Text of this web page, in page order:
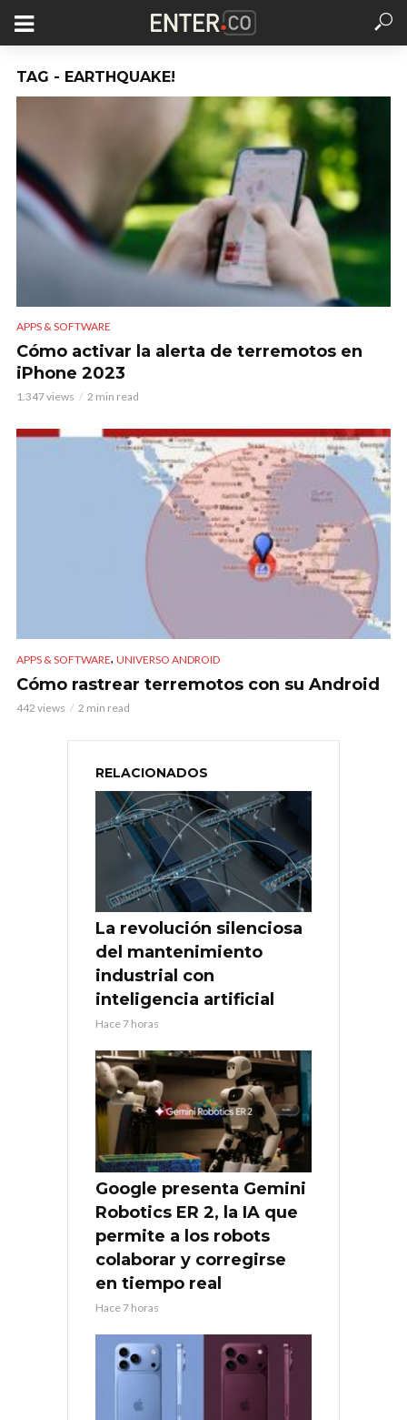
TAG - EARTHQUAKE!
APPS & SOFTWARE
Cómo activar la alerta de terremotos en
iPhone 2023
1.347 views 2 min read
APPS & SOFTWARE, UNIVERSO ANDROID
Cómo rastrear terremotos con su Android
442 views 2 min read
RELACIONADOS
La revolución silenciosa
del mantenimiento
industrial con
inteligencia artificial
Hace 7 horas
Google presenta Gemini
Robotics ER 2, la IA que
permite a los robots
colaborar y corregirse
en tiempo real
Hace 7 horas